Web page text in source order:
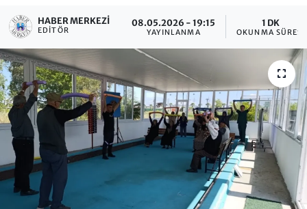
HABER MERKEZI
EDITÖR
08.05.2026 - 19:15
YAYINLANMA
1 DK
OKUNMA SÜRESI